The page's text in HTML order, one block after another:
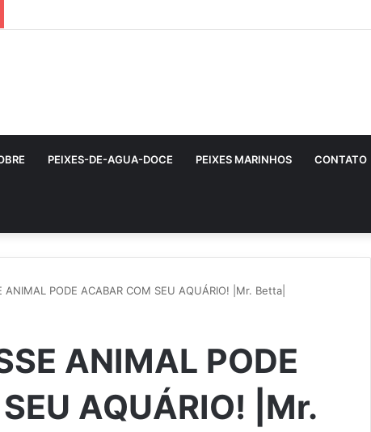
PEIXES-DE-AGUA-DOCE PEIXES MARINHOS CONTATO
ANIMAL PODE ACABAR COM SEU AQUÁRIO! |Mr. Betta|
ANIMAL PODE
AQUÁRIO! |Mr.